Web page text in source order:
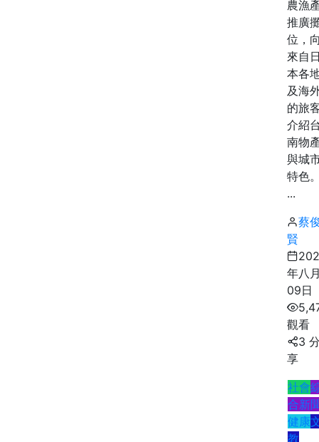
農漁
推廣
位，
來自
本各
及海
的旅
介紹
南物
與城
特色
...
蔡
賢
年八
09日
觀看
3
享
社會
合新
健康
教